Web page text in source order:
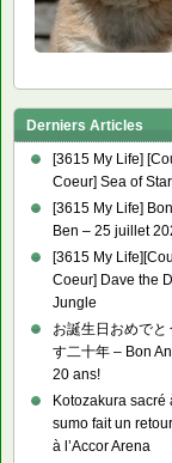
Derniers Articles
[3615 My Life]
Coeur] Sea of
[3615 My Life]
Ben – 25 juillet
[3615 My
Coeur] Dave the
Jungle
お誕生日おめでと
す二十年 – Bon
20 ans!
Kotozakura sacré
sumo fait un
à l’Accor Arena